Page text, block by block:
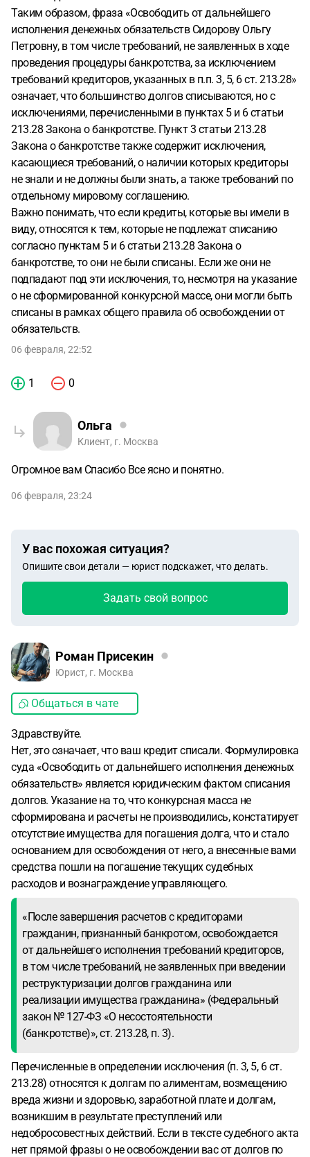
Таким образом, фраза «Освободить от дальнейшего
исполнения денежных обязательств Сидорову Ольгу
Петровну, в том числе требований, не заявленных в ходе
проведения процедуры банкротства, за исключением
требований кредиторов, указанных в п.п. 3, 5, 6 ст. 213.28»
означает, что большинство долгов списываются, но с
исключениями, перечисленными в пунктах 5 и 6 статьи
213.28 Закона о банкротстве. Пункт 3 статьи 213.28
Закона о банкротстве также содержит исключения,
касающиеся требований, о наличии которых кредиторы
не знали и не должны были знать, а также требований по
отдельному мировому соглашению.
Важно понимать, что если кредиты, которые вы имели в
виду, относятся к тем, которые не подлежат списанию
согласно пунктам 5 и 6 статьи 213.28 Закона о
банкротстве, то они не были списаны. Если же они не
подпадают под эти исключения, то, несмотря на указание
о не сформированной конкурсной массе, они могли быть
списаны в рамках общего правила об освобождении от
обязательств.
06 февраля, 22:52
1 0
Ольга
Клиент, г. Москва
Огромное вам Спасибо Все ясно и понятно.
06 февраля, 23:24
У вас похожая ситуация?
Опишите свои детали — юрист подскажет, что делать.
Задать свой вопрос
Роман Присекин
Юрист, г. Москва
Общаться в чате
Здравствуйте.
Нет, это означает, что ваш кредит списали. Формулировка
суда «Освободить от дальнейшего исполнения денежных
обязательств» является юридическим фактом списания
долгов. Указание на то, что конкурсная масса не
сформирована и расчеты не производились, констатирует
отсутствие имущества для погашения долга, что и стало
основанием для освобождения от него, а внесенные вами
средства пошли на погашение текущих судебных
расходов и вознаграждение управляющего.
«После завершения расчетов с кредиторами
гражданин, признанный банкротом, освобождается
от дальнейшего исполнения требований кредиторов,
в том числе требований, не заявленных при введении
реструктуризации долгов гражданина или
реализации имущества гражданина» (Федеральный
закон № 127-ФЗ «О несостоятельности
(банкротстве)», ст. 213.28, п. 3).
Перечисленные в определении исключения (п. 3, 5, 6 ст.
213.28) относятся к долгам по алиментам, возмещению
вреда жизни и здоровью, заработной плате и долгам,
возникшим в результате преступлений или
недобросовестных действий. Если в тексте судебного акта
нет прямой фразы о не освобождении вас от долгов по